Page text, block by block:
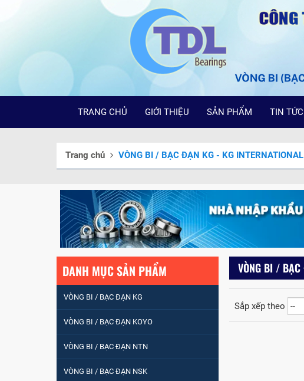
TRANG CHỦ GIỚI THIỆU SẢN PHẨM TIN TỨC
Trang chủ VÒNG BI / BẠC ĐẠN KG - KG
VÒNG BI / BẠC
Sắp xếp theo
DANH MỤC SẢN PHẨM
VÒNG BI / BẠC ĐẠN KG
VÒNG BI / BẠC ĐẠN KOYO
VÒNG BI / BẠC ĐẠN NTN
VÒNG BI / BẠC ĐẠN NSK
NHÀO CÀ NA 24134
Vòng bi / Bạc đạn
tròn : 698